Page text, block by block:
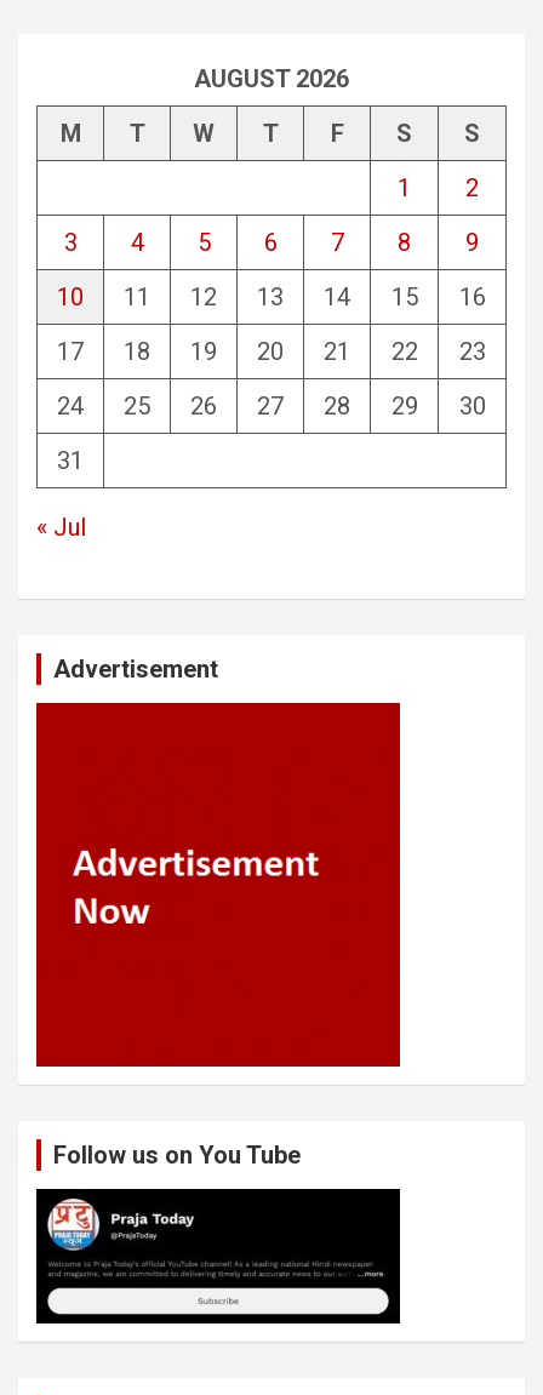
AUGUST 2026
M
T W T F S
S
1
2
3
4 5 6 7 8
9
10
11 12 13 14 15
16
17
18 19 20 21 22
23
24
25 26 27 28 29
30
31
« Jul
Advertisement
Follow us on You Tube